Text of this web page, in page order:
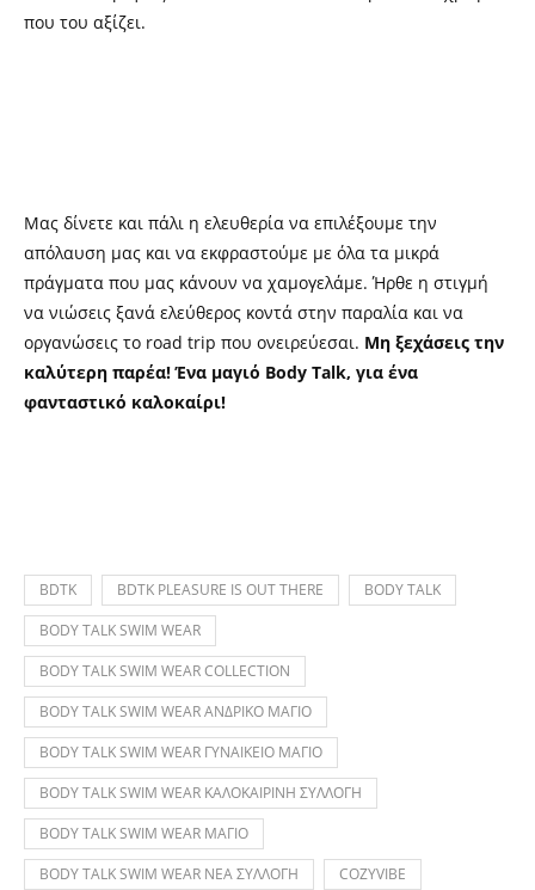
που του αξίζει.
Μας δίνετε και πάλι η ελευθερία να επιλέξουμε την
απόλαυση μας και να εκφραστούμε με όλα τα μικρά
πράγματα που μας κάνουν να χαμογελάμε. Ήρθε η στιγμή
να νιώσεις ξανά ελεύθερος κοντά στην παραλία και να
οργανώσεις το road trip που ονειρεύεσαι. Μη ξεχάσεις την
καλύτερη παρέα! Ένα μαγιό Body Talk, για ένα
φανταστικό καλοκαίρι!
BDTK BDTK PLEASURE IS OUT THERE
BODY TALK
BODY TALK SWIM WEAR
BODY TALK SWIM WEAR COLLECTION
BODY TALK SWIM WEAR ΑΝΔΡΙΚΟ ΜΑΓΙΟ
BODY TALK SWIM WEAR ΓΥΝΑΙΚΕΙΟ ΜΑΓΙΟ
BODY TALK SWIM WEAR ΚΑΛΟΚΑΙΡΙΝΗ ΣΥΛΛΟΓΗ
BODY TALK SWIM WEAR ΜΑΓΙΟ
BODY TALK SWIM WEAR ΝΕΑ ΣΥΛΛΟΓΗ
COZYVIBE